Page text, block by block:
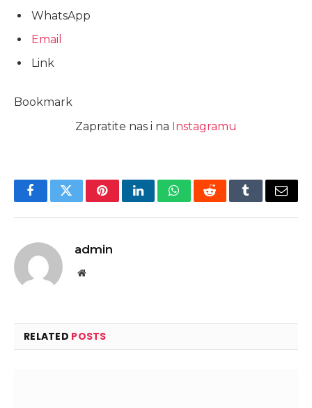
WhatsApp
Email
Link
Bookmark
Zapratite nas i na Instagramu
FacebookTwitterPinterestLinkedInWhatsAppRedditTumblrEmail
admin
Website
RELATED POSTS